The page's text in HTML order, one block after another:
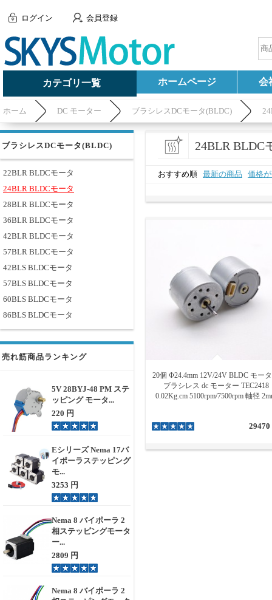
ログイン 会員登録
カテゴリ一覧 ホームページ 会
ホーム DC モーター ブラシレスDCモータ(BLDC)
ブラシレスDCモータ(BLDC)
22BLR BLDCモータ
24BLR BLDCモータ
28BLR BLDCモータ
36BLR BLDCモータ
42BLR BLDCモータ
57BLR BLDCモータ
42BLS BLDCモータ
57BLS BLDCモータ
60BLS BLDCモータ
86BLS BLDCモータ
売れ筋商品ランキング
5V 28BYJ-48 PM ステ
ッピング モータ...
220 円
Eシリーズ Nema 17バ
イポーラステッピング
モ...
3253 円
Nema 8 バイポーラ 2
相ステッピングモータ
ー...
2809 円
Nema 8 バイポーラ 2
24BLR BLDC
おすすめ順 最新の商品 価格
20個 Φ24.4mm 12V/24V BLDC モー
ブラシレス dc モーター TEC2418
0.02Kg.cm 5100rpm/7500rpm 軸径
29470